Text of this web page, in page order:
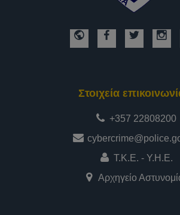
Στοιχεία
+357 22808200
Τ.Κ.Ε. - Υ.Η.Ε.
Αρχηγείο